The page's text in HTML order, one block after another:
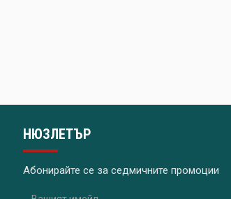
НЮЗЛЕТЪР
Абонирайте се за седмичните промоции